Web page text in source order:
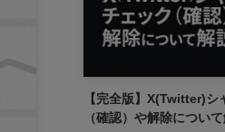
【完全版】X(Twitter)シ
（確認）や解除につい